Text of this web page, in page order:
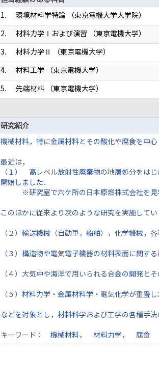
1.
環境材料学特論 （東京電機大学大学院）
2.
材料力学Ⅰおよび演習 （東京電機大学）
3.
材料力学Ⅱ （東京電機大学）
4.
材料工学 （東京電機大学）
5.
先端材料 （東京電機大学）
研究紹介
機械材料，特に金属材料とその酸化や腐食を中
最近は，
（１） 高レベル放射性廃棄物の地層処分をは
開始しました．
※研究室で六ケ所の日本原燃株式会社を見
このほかに従来より次のような研究を実施して
（２）輸送機械（自動車，船舶），化学機械
（３）構造物や電気電子機器の材料表面に関す
（４）大気中や海洋で用いられる合金の開発と
（５）材料力学・金属材料学・電気化学が重畳
などを対象とし，材料科学および工学の各種手
キーワード： 機械材料， 材料力学， 腐食